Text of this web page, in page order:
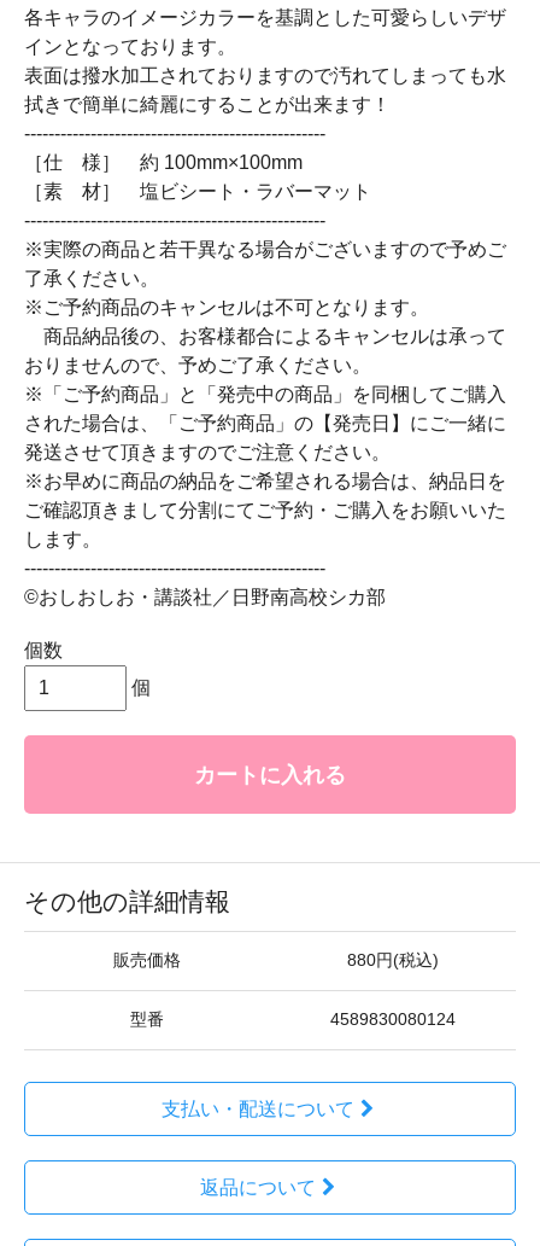
各キャラのイメージカラーを基調とした可愛らしいデザ
インとなっております。
表面は撥水加工されておりますので汚れてしまっても水
拭きで簡単に綺麗にすることが出来ます！
--------------------------------------------------
［仕 様］ 約 100mm×100mm
［素 材］ 塩ビシート・ラバーマット
--------------------------------------------------
※実際の商品と若干異なる場合がございますので予めご
了承ください。
※ご予約商品のキャンセルは不可となります。
商品納品後の、お客様都合によるキャンセルは承って
おりませんので、予めご了承ください。
※「ご予約商品」と「発売中の商品」を同梱してご購入
された場合は、「ご予約商品」の【発売日】にご一緒に
発送させて頂きますのでご注意ください。
※お早めに商品の納品をご希望される場合は、納品日を
ご確認頂きまして分割にてご予約・ご購入をお願いいた
します。
--------------------------------------------------
©おしおしお・講談社／日野南高校シカ部
個数
個
カートに入れる
その他の詳細情報
販売価格 880円(税込)
型番 4589830080124
支払い・配送について
返品について